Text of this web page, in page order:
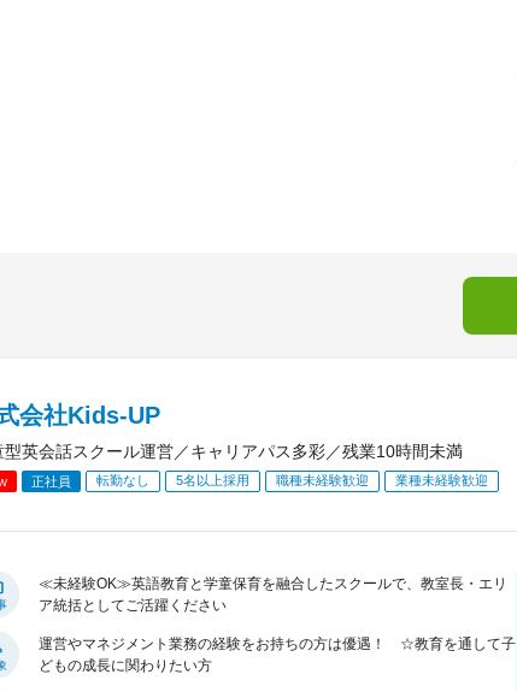
会社Kids-UP
型英会話スクール運営／キャリアパス多彩／残業10時間未満
正社員 転勤なし 5名以上採用 職種未経験歓迎 業種未経験歓迎
≪未経験OK≫英語教育と学童保育を融合したスクールで、教室長・エリ
ア統括としてご活躍ください
運営やマネジメント業務の経験をお持ちの方は優遇！ ☆教育を通して子
どもの成長に関わりたい方